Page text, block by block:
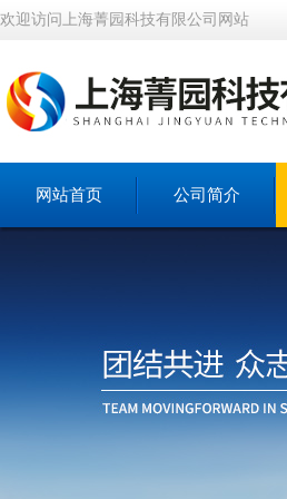
欢迎访问上海菁园科技有限公司网站
网站首页 公司简介